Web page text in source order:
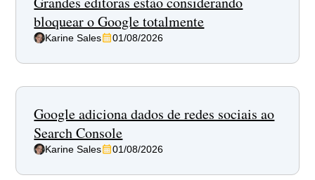
bloquear o Google totalmente
Karine Sales 01/08/2026
Google adiciona dados de redes sociais ao
Search Console
Karine Sales 01/08/2026